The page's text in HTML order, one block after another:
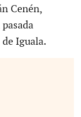
Cenén,
Iguala.